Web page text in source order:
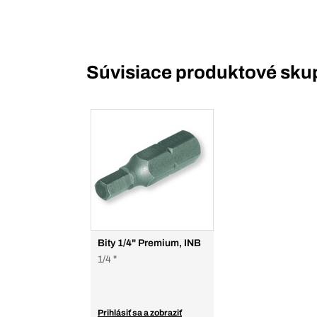
Súvisiace produktové
Bity 1/4" Premium, INB
1/4 "
Prihlásiť sa a zobraziť